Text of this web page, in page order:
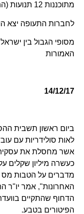
מתוכננות 12 תנועות (המראות ונחיתות)
לחברות התעופה יצא
מסופי הגבול בין
האמורות
14/12/17
לאות סולידריות עם
אשר מחסלת את
כעשרה מיליון שקלים
האחרונות", אמר יו"ר
הדחוף שהתקיים
הפיטורים בטבע.